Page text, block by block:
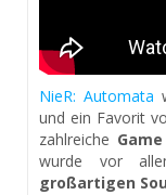
NieR: Automata
und ein Favorit
zahlreiche
wurde vor
großartigen